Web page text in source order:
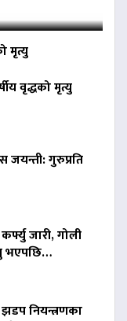
मृत्यु
वृद्धको मृत्यु
जयन्ती: गुरुप्रति
जारी, गोली
भएपछि…
नियन्त्रणका